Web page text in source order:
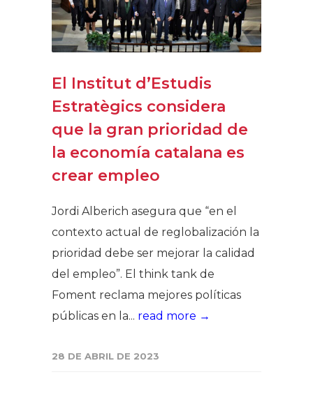
El Institut d’Estudis
Estratègics considera
que la gran prioridad de
la economía catalana es
crear empleo
Jordi Alberich asegura que “en el
contexto actual de reglobalización la
prioridad debe ser mejorar la calidad
del empleo”. El think tank de
Foment reclama mejores políticas
públicas en la... read more →
28 DE ABRIL DE 2023